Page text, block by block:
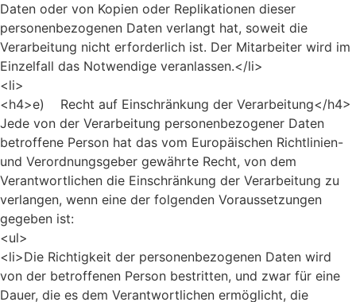
Daten oder von Kopien oder Replikationen dieser
personenbezogenen Daten verlangt hat, soweit die
Verarbeitung nicht erforderlich ist. Der Mitarbeiter wird im
Einzelfall das Notwendige veranlassen.</li>
<li>
<h4>e) Recht auf Einschränkung der Verarbeitung</h4>
Jede von der Verarbeitung personenbezogener Daten
betroffene Person hat das vom Europäischen Richtlinien-
und Verordnungsgeber gewährte Recht, von dem
Verantwortlichen die Einschränkung der Verarbeitung zu
verlangen, wenn eine der folgenden Voraussetzungen
gegeben ist:
<ul>
<li>Die Richtigkeit der personenbezogenen Daten wird
von der betroffenen Person bestritten, und zwar für eine
Dauer, die es dem Verantwortlichen ermöglicht, die